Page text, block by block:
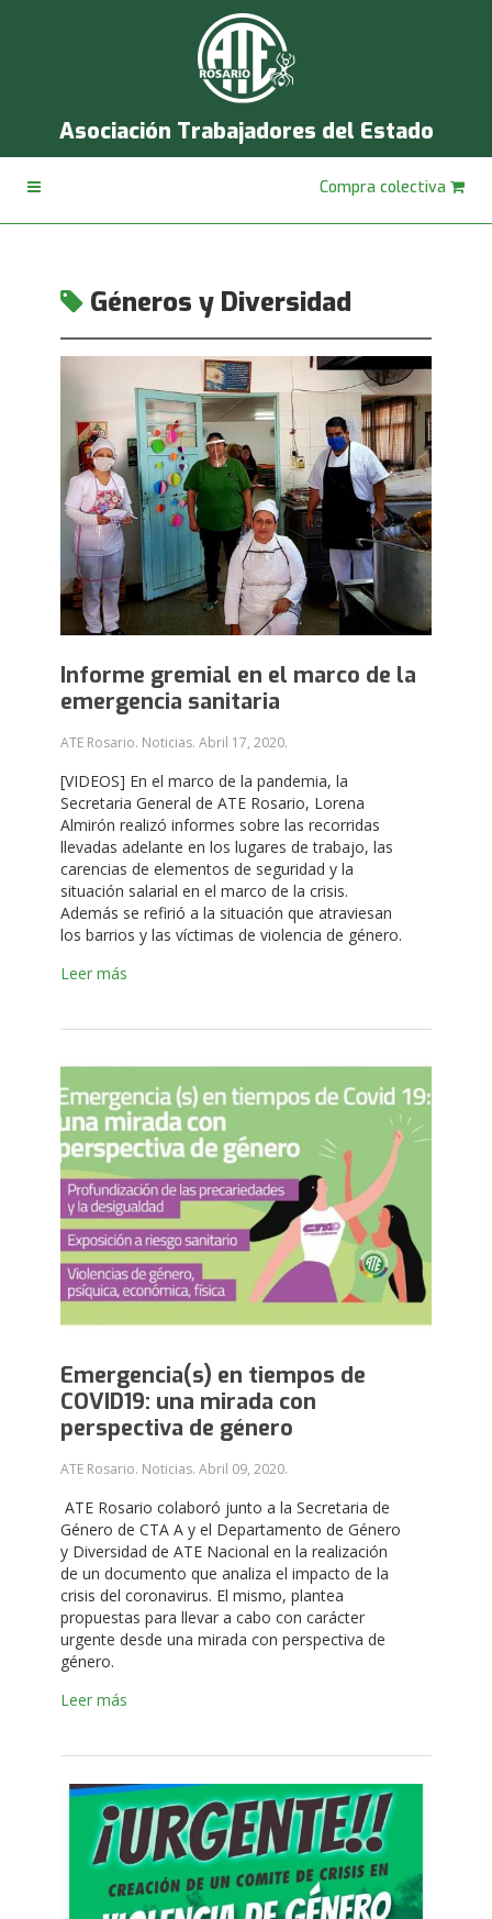
Asociación Trabajadores del Estado
Compra colectiva
Géneros y Diversidad
Informe gremial en el marco de la
emergencia sanitaria
ATE Rosario. Noticias. Abril 17, 2020.
[VIDEOS] En el marco de la pandemia, la
Secretaria General de ATE Rosario, Lorena
Almirón realizó informes sobre las recorridas
llevadas adelante en los lugares de trabajo, las
carencias de elementos de seguridad y la
situación salarial en el marco de la crisis.
Además se refirió a la situación que atraviesan
los barrios y las víctimas de violencia de género.
Leer más
Emergencia(s) en tiempos de
COVID19: una mirada con
perspectiva de género
ATE Rosario. Noticias. Abril 09, 2020.
ATE Rosario colaboró junto a la Secretaria de
Género de CTA A y el Departamento de Género
y Diversidad de ATE Nacional en la realización
de un documento que analiza el impacto de la
crisis del coronavirus. El mismo, plantea
propuestas para llevar a cabo con carácter
urgente desde una mirada con perspectiva de
género.
Leer más